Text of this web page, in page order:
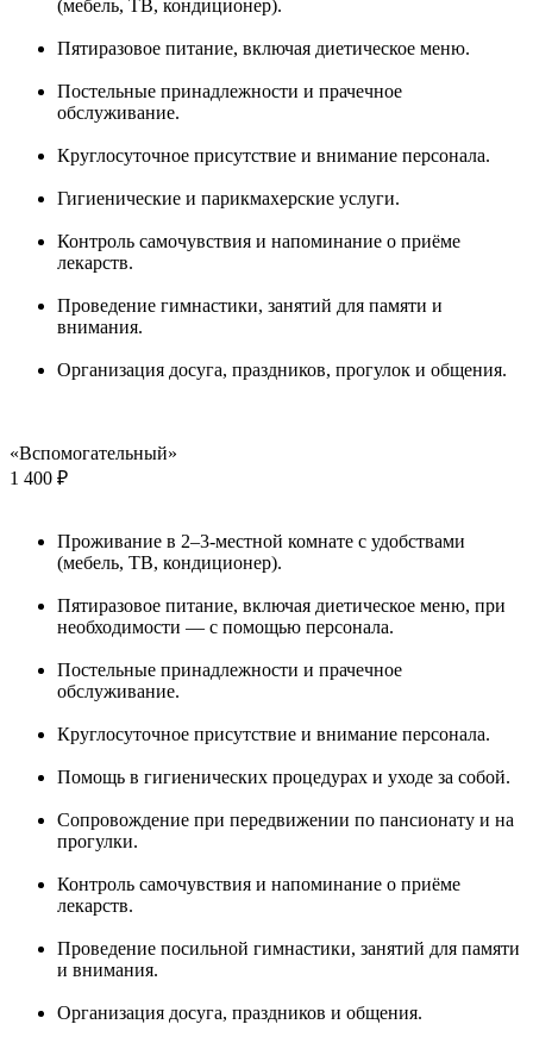
(мебель, ТВ, кондиционер).
Пятиразовое питание, включая диетическое меню.
Постельные принадлежности и прачечное
обслуживание.
Круглосуточное присутствие и внимание персонала.
Гигиенические и парикмахерские услуги.
Контроль самочувствия и напоминание о приёме
лекарств.
Проведение гимнастики, занятий для памяти и
внимания.
Организация досуга, праздников, прогулок и общения.
«Вспомогательный»
1 400 ₽
Проживание в 2–3-местной комнате с удобствами
(мебель, ТВ, кондиционер).
Пятиразовое питание, включая диетическое меню, при
необходимости — с помощью персонала.
Постельные принадлежности и прачечное
обслуживание.
Круглосуточное присутствие и внимание персонала.
Помощь в гигиенических процедурах и уходе за собой.
Сопровождение при передвижении по пансионату и на
прогулки.
Контроль самочувствия и напоминание о приёме
лекарств.
Проведение посильной гимнастики, занятий для памяти
и внимания.
Организация досуга, праздников и общения.